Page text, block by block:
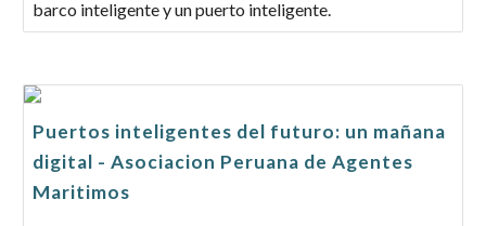
barco inteligente y un puerto inteligente.
Puertos inteligentes del futuro: un mañana
digital - Asociacion Peruana de Agentes
Maritimos